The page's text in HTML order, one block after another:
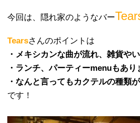
今回は、隠れ家のようなバー
Tearsさんのポイントは
・メキシカンな曲が流れ、雑貨や
・ランチ、パーティーmenuもあり
・なんと言ってもカクテルの種類
です！